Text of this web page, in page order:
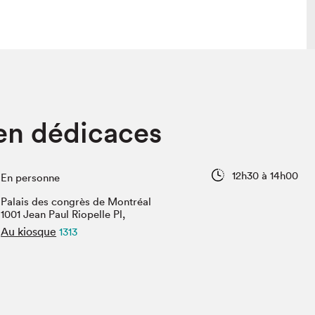
Programmation dans la ville
Vidéos et balados
dédicaces
En personne
12h30 à 14h00
Palais des congrès de Montréal
1001 Jean Paul Riopelle Pl,
Au kiosque 1313